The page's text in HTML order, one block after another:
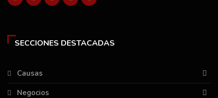
SECCIONES DESTACADAS
Causas
Negocios